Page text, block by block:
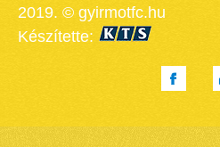
2019. © gyirmotfc.hu
Készítette: